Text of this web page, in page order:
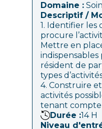
Domaine :
Descriptif /
1. Identifier les
procure
Mettre en
résident de
types
4. Construire
activités
tenant compte
Durée :14H
Niveau